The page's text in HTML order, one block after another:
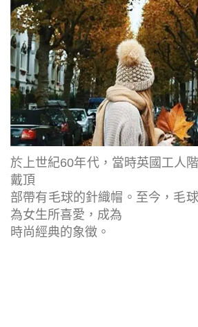
於上世紀60年代，當時英國工人
戴頂
部帶有毛球的針織帽。至今，毛
為女生所喜愛，成為
時尚經典的象徵。